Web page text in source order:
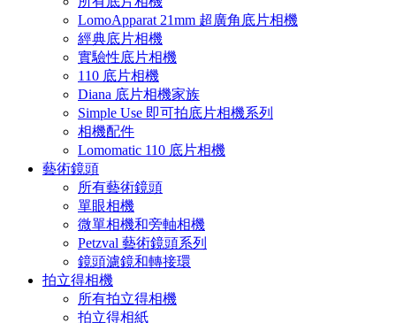
LomoApparat 21mm 超廣角底片相機
經典底片相機
實驗性底片相機
110 底片相機
Diana 底片相機家族
Simple Use 即可拍底片相機系列
相機配件
Lomomatic 110 底片相機
藝術鏡頭
所有藝術鏡頭
單眼相機
微單相機和旁軸相機
Petzval 藝術鏡頭系列
鏡頭濾鏡和轉接環
拍立得相機
所有拍立得相機
拍立得相紙